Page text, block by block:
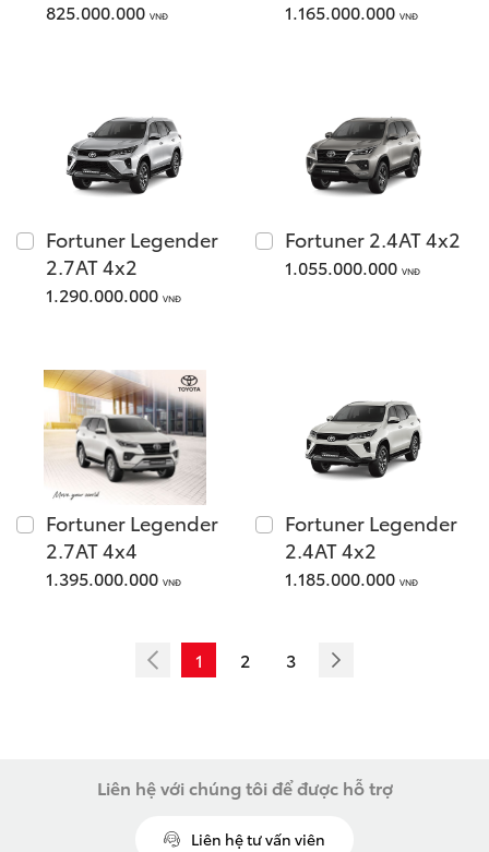
Giá từ: 650,000,000
Giá từ: 1,198,000,000
825.000.000 VNĐ 1.165.000.000 VNĐ
Fortuner Legender
2.7AT 4x2
1.290.000.000 VNĐ
Fortuner 2.4AT 4x2
1.055.000.000 VNĐ
Fortuner Legender
2.7AT 4x4
1.395.000.000 VNĐ
Fortuner Legender
2.4AT 4x2
1.185.000.000 VNĐ
1 2 3
Liên hệ với chúng tôi để được hỗ trợ
Liên hệ tư vấn viên